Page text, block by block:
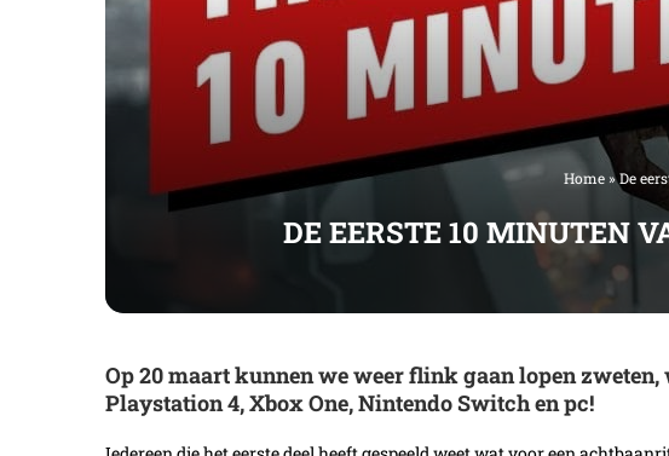
Home»De
DE EERSTE 10 MINUTEN
Op 20 maart kunnen we weer flink gaan lopen
Playstation 4, Xbox One, Nintendo Switch en pc!